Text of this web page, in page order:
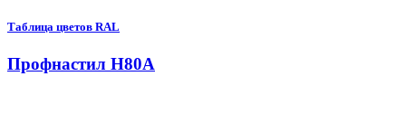
Таблица цветов RAL
Профнастил H80A